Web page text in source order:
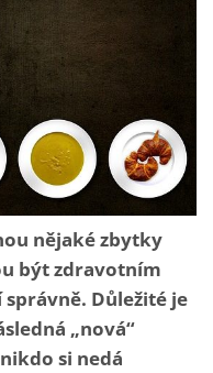
nějaké zbytky
být zdravotním
Důležité je
„nová“
si nedá